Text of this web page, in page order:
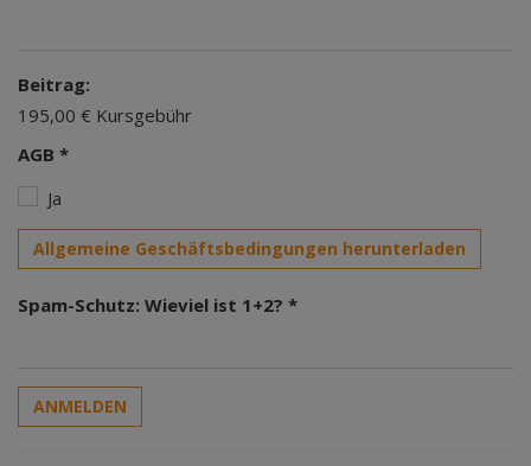
Beitrag:
195,00 € Kursgebühr
AGB *
Ja
Allgemeine Geschäftsbedingungen herunterladen
Spam-Schutz: Wieviel ist 1+2? *
ANMELDEN